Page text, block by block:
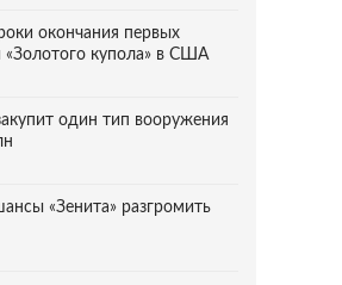
окончания первых
«Золотого купола» в США
один тип вооружения
«Зенита» разгромить